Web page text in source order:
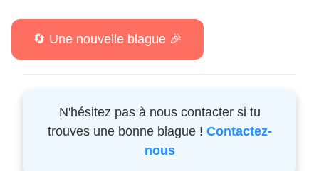
N'hésitez pas à nous contacter si tu
trouves une bonne blague ! Contactez-
nous